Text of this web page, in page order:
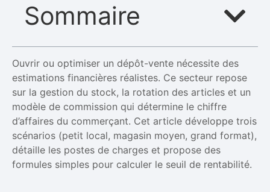
Sommaire
Ouvrir ou optimiser un dépôt-vente nécessite des
estimations financières réalistes. Ce secteur repose
sur la gestion du stock, la rotation des articles et un
modèle de commission qui détermine le chiffre
d’affaires du commerçant. Cet article développe trois
scénarios (petit local, magasin moyen, grand format),
détaille les postes de charges et propose des
formules simples pour calculer le seuil de rentabilité.